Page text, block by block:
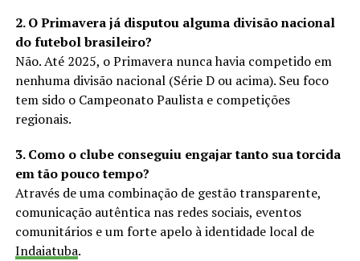
2. O Primavera já disputou alguma divisão nacional
do futebol brasileiro?
Não. Até 2025, o Primavera nunca havia competido em
nenhuma divisão nacional (Série D ou acima). Seu foco
tem sido o Campeonato Paulista e competições
regionais.
3. Como o clube conseguiu engajar tanto sua torcida
em tão pouco tempo?
Através de uma combinação de gestão transparente,
comunicação autêntica nas redes sociais, eventos
comunitários e um forte apelo à identidade local de
Indaiatuba.